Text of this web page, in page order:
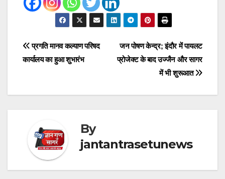
Post
navigation
जन पोषण केन्द्र; इंदौर में पायलट
प्रोजेक्ट के बाद उज्जैन और सागर
में भी शुरूआत
प्रगति मानव कल्याण परिषद
कार्यालय का हुआ शुभारंभ
By
jantantrasetunews